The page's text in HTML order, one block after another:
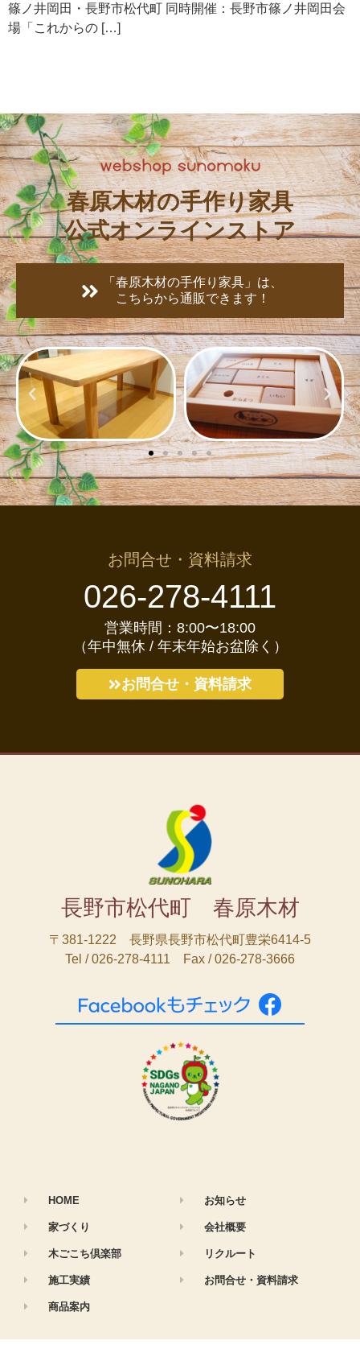
篠ノ井岡田・長野市松代町 同時開催：長野市篠ノ井岡田会
場「これからの […]
春原木材の手作り家具
公式オンラインストア
「春原木材の手作り家具」は、
こちらから通販できます！
お問合せ・資料請求
026-278-4111
営業時間：8:00〜18:00
（年中無休 / 年末年始お盆除く）
お問合せ・資料請求
長野市松代町 春原木材
〒381-1222 長野県長野市松代町豊栄6414-5
Tel / 026-278-4111 Fax / 026-278-3666
HOME
家づくり
木ごこち倶楽部
施工実績
商品案内
お知らせ
会社概要
リクルート
お問合せ・資料請求